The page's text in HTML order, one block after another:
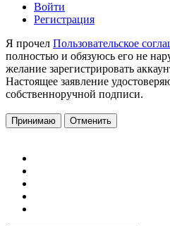
Войти
Регистрация
Я прочел Пользовательское
полностью и обязуюсь его не
желание зарегистрировать
Настоящее заявление
собственноручной подписи.
Принимаю Отменить